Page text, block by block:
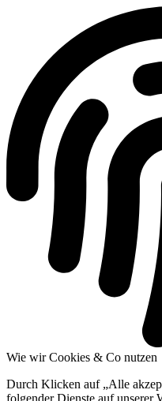
Wie wir Cookies & Co nutzen
Durch Klicken auf „Alle
folgender Dienste auf unserer